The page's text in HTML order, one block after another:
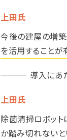
上田氏
今後の建屋の増築
を活用することが
導入にあ
上田氏
除菌清掃ロボット
か踏み切れないと